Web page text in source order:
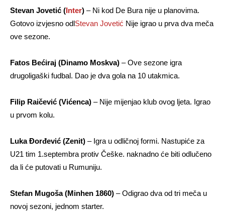
Stevan Jovetić (Inter) – Ni kod De Bura nije u planovima.
Gotovo izvjesno odlStevan Jovetić Nije igrao u prva dva meča
ove sezone.
Fatos Bećiraj (Dinamo Moskva) – Ove sezone igra
drugoligaški fudbal. Dao je dva gola na 10 utakmica.
Filip Raičević (Vićenca) – Nije mijenjao klub ovog ljeta. Igrao
u prvom kolu.
Luka Đorđević (Zenit) – Igra u odličnoj formi. Nastupiće za
U21 tim 1.septembra protiv Češke. naknadno će biti odlučeno
da li će putovati u Rumuniju.
Stefan Mugoša (Minhen 1860) – Odigrao dva od tri meča u
novoj sezoni, jednom starter.